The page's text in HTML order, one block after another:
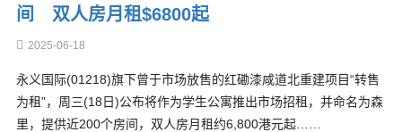
间 双人房月租$6800起
2025-06-18
永义国际(01218)旗下曾于市场放售的红磡漆咸道北重建项目“转售
为租”，周三(18日)公布将作为学生公寓推出市场招租，并命名为森
里，提供近200个房间，双人房月租约6,800港元起……